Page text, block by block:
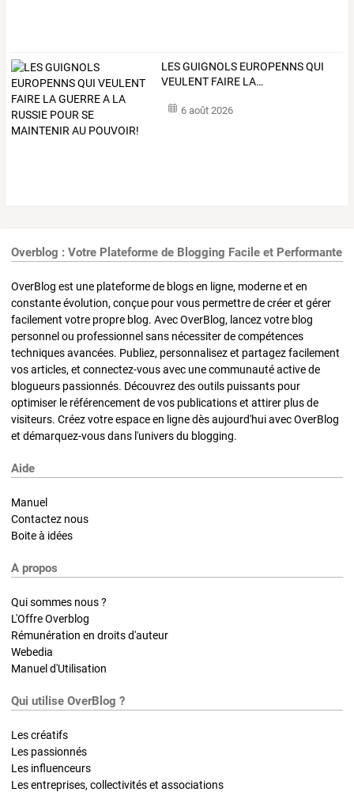
LESGUIGNOLS EUROPENNSQUI
VEULENT FAIRE LA…
6 août 2026
Overblog : Votre Plateforme de Blogging Facile et Performante
OverBlog est une plateforme de blogs en ligne, moderne et en
constante évolution, conçue pour vous permettre de créer et gérer
facilement votre propre blog. Avec OverBlog, lancez votre blog
personnel ou professionnel sans nécessiter de compétences
techniques avancées. Publiez, personnalisez et partagez facilement
vos articles, et connectez-vous avec une communauté active de
blogueurs passionnés. Découvrez des outils puissants pour
optimiser le référencement de vos publications et attirer plus de
visiteurs. Créez votre espace en ligne dès aujourd'hui avec OverBlog
et démarquez-vous dans l'univers du blogging.
Aide
Manuel
Contactez nous
Boite à idées
A propos
Qui sommes nous ?
L'Offre Overblog
Rémunération en droits d'auteur
Webedia
Manuel d'Utilisation
Qui utilise OverBlog ?
Les créatifs
Les passionnés
Les influenceurs
Les entreprises, collectivités et associations